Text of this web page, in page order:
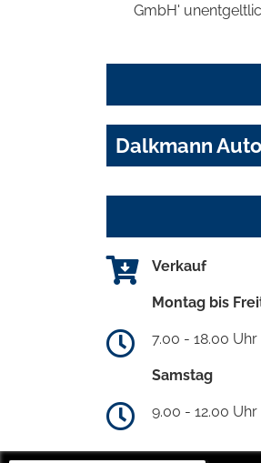
GmbH'
Dalkmann
Verkauf
Montag bis
7.00 - 18.00 Uhr
Samstag
9.00 - 12.00 Uhr